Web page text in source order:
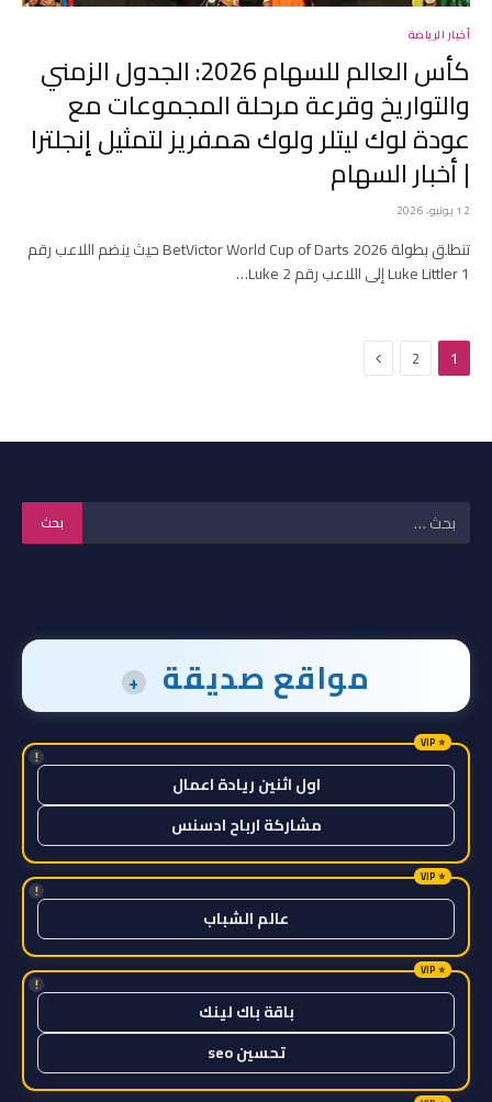
أخبار الرياضة
كأس العالم للسهام 2026: الجدول الزمني
والتواريخ وقرعة مرحلة المجموعات مع
عودة لوك ليتلر ولوك همفريز لتمثيل إنجلترا
| أخبار السهام
12 يونيو، 2026
تنطلق بطولة BetVictor World Cup of Darts 2026 حيث ينضم اللاعب رقم
1 Luke Littler إلى اللاعب رقم 2 Luke…
1
2 التالي
مواقع صديقة +
!
اول اثنين ريادة اعمال
مشاركة ارباح ادسنس
!
عالم الشباب
!
باقة باك لينك
تحسين seo